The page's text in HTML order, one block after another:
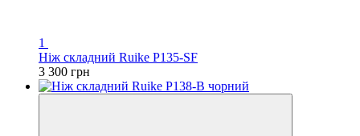
1
Ніж складний Ruike P135-SF
3 300 грн